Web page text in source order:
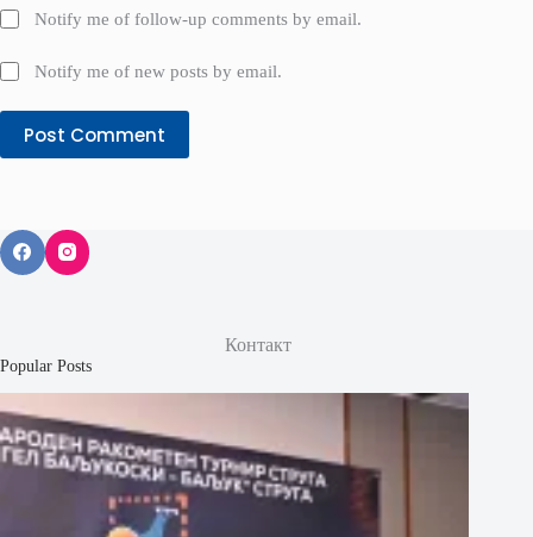
Notify me of follow-up comments by email.
Notify me of new posts by email.
Post Comment
Контакт
Popular Posts